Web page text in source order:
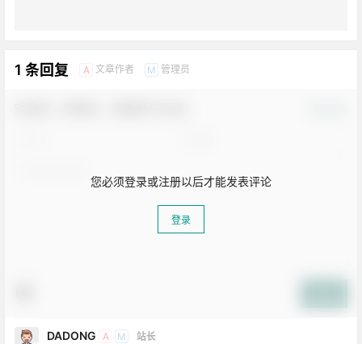
1 条回复 A 文章作者 M 管理员
您必须登录或注册以后才能发表评论
登录
DADONG A M
站长